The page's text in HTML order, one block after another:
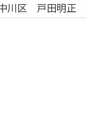
川区 戸田明正